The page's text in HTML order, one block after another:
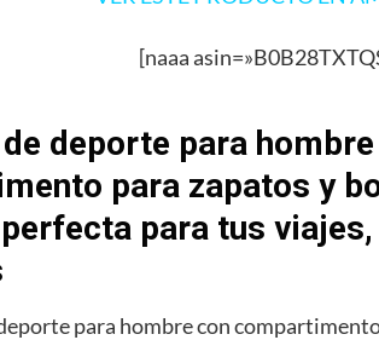
[naaa
deporte para
para zapatos y
para tus
para hombre con